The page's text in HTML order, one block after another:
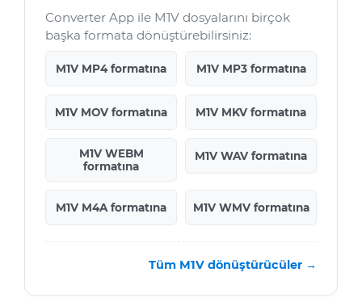
Converter App ile M1V dosyalarını birçok
başka formata dönüştürebilirsiniz:
M1V MP4 formatına M1V MP3 formatına
M1V MOV formatına M1V MKV formatına
M1V WEBM
formatına
M1V WAV formatına
M1V M4A formatına M1V WMV formatına
Tüm M1V dönüştürücüler →